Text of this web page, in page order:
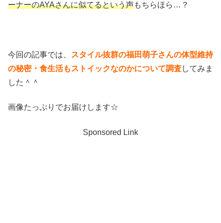
ーナーのAYAさんに似てるという声もちらほら…？
今回の記事では、
スタイル抜群の福田萌子さんの体型維持
の秘密・食生活もストイックなのかについて調査してみま
した＾＾
画像たっぷりでお届けします☆
Sponsored Link